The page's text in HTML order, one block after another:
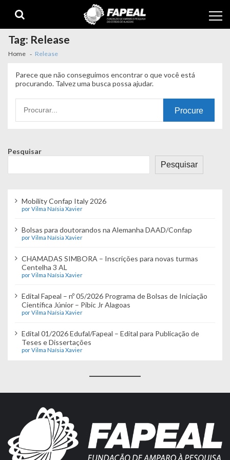
navigation
content
Tag: Release
Home Release
Parece que não conseguimos encontrar o que você está
procurando. Talvez uma busca possa ajudar.
por:
Pesquisar
Pesquisar
Mobility Confap Italy 2026
por Vilma Naísia Xavier
Bolsas para doutorandos na Alemanha DAAD/Confap
por Vilma Naísia Xavier
CHAMADAS SIMBORA – Inscrições para novas turmas
Centelha 3 AL
por Vilma Naísia Xavier
Edital Fapeal – nº 05/2026 Programa de Bolsas de Iniciação
Científica Júnior – Pibic Jr Alagoas
por Vilma Naísia Xavier
Edital 01/2026 Edufal/Fapeal – Edital para Publicação de
Teses e Dissertações
por Vilma Naísia Xavier